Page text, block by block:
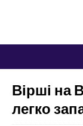
Вірші на
легко